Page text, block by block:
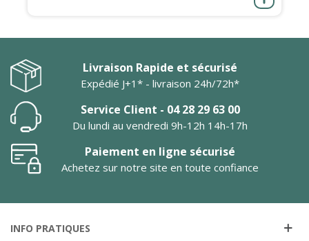
Livraison Rapide et sécurisé
Expédié J+1* - livraison 24h/72h*
Service Client - 04 28 29 63 00
Du lundi au vendredi 9h-12h 14h-17h
Paiement en ligne sécurisé
Achetez sur notre site en toute confiance
INFO PRATIQUES